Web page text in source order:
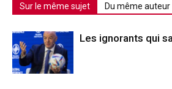
Sur le même sujet Du même auteur
Les ignorants qui